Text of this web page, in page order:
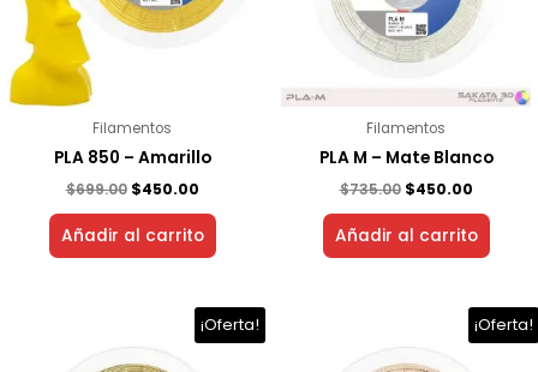
Filamentos
PLA 850 – Amarillo
$699.00 $450.00
Añadir al carrito
Filamentos
PLA M – Mate Blanco
$735.00 $450.00
Añadir al carrito
¡Oferta!
original
El
precio
¡Oferta!
original
El
precio